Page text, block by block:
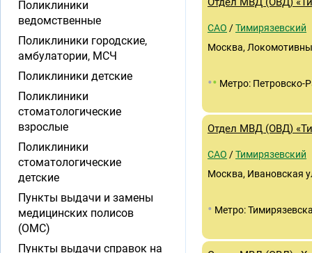
САО /Тимирязевский
Москва,
•• Метро: Петровско-
Отдел МВД (ОВД)
САО /Тимирязевский
Москва, Ивановская
• Метро:
Поликлиники
ведомственные
Поликлиники городские,
амбулатории, МСЧ
Поликлиники детские
Поликлиники
стоматологические
взрослые
Поликлиники
стоматологические
детские
Пункты выдачи и замены
медицинских полисов
(ОМС)
Пункты выдачи справок на